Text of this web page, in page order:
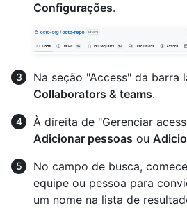
Configurações.
Na seção "Access" da barra
Collaborators & teams.
À direita de "Gerenciar
Adicionar pessoas ou
No campo de busca,
equipe ou pessoa para
um nome na lista de